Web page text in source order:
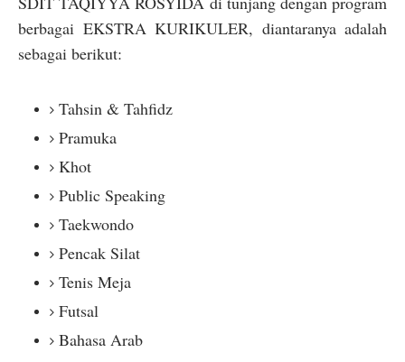
berbagai EKSTRA KURIKULER, diantaranya adalah
sebagai berikut:
Tahsin & Tahfidz
Pramuka
Khot
Public Speaking
Taekwondo
Pencak Silat
Tenis Meja
Futsal
Bahasa Arab